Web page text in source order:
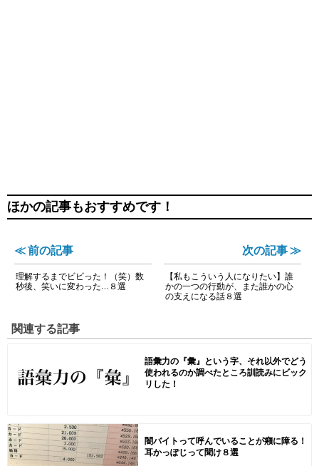
ほかの記事もおすすめです！
≪ 前の記事
理解するまでビビった！（笑）数
秒後、笑いに変わった…８選
次の記事 ≫
【私もこういう人になりたい】誰
かの一つの行動が、また誰かの心
の支えになる話８選
関連する記事
語彙力の『彙』という字、それ以外でどう
使われるのか調べたところ訓読みにビック
リした！
闇バイトって呼んでいることが癪に障る！
耳かっぽじって聞け８選